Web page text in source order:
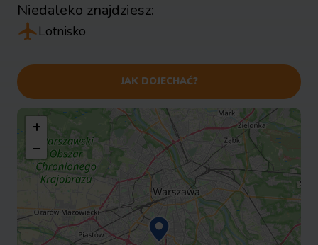
+
−
Niedaleko znajdziesz:
Lotnisko
JAK DOJECHAĆ?